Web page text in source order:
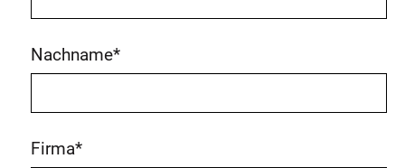
Nachname*
Firma*